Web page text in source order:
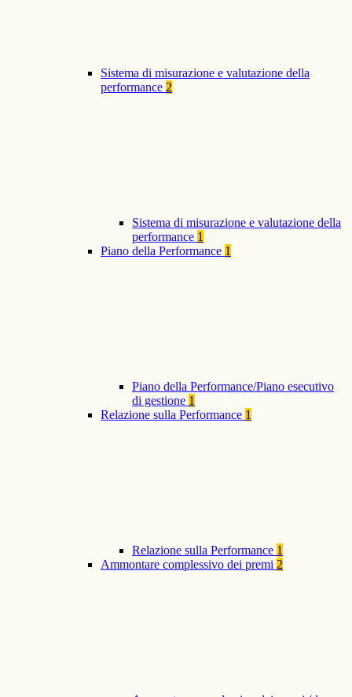
Sistema di misurazione e valutazione della
performance 2
Sistema di misurazione e valutazione della
performance 1
Piano della Performance 1
Piano della Performance/Piano esecutivo
di gestione 1
Relazione sulla Performance 1
Relazione sulla Performance 1
Ammontare complessivo dei premi 2